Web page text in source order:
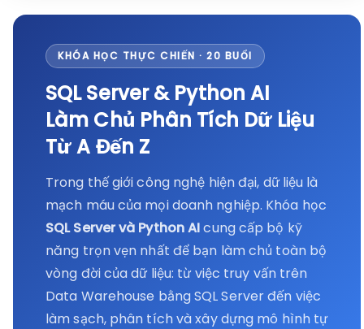
KHÓA HỌC THỰC CHIẾN · 20 BUỔI
SQL Server & Python AI
Làm Chủ Phân Tích Dữ Liệu
Từ A Đến Z
Trong thế giới công nghệ hiện đại, dữ liệu là
mạch máu của mọi doanh nghiệp. Khóa học
SQL Server và Python AIcung cấp bộ kỹ
năng trọn vẹn nhất để bạn làm chủ toàn bộ
vòng đời của dữ liệu: từ việc truy vấn trên
Data Warehouse bằng SQL Server đến việc
làm sạch, phân tích và xây dựng mô hình tự